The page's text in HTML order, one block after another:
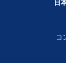
日
コ